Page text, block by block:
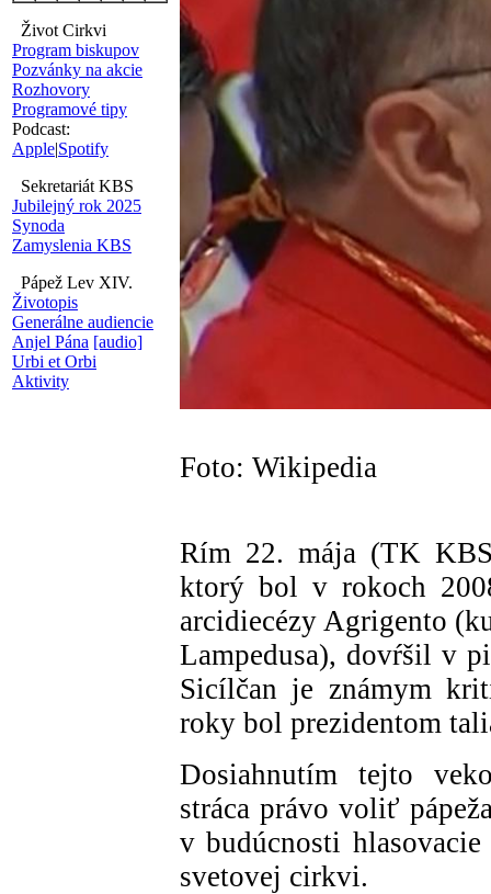
Život Cirkvi
Program biskupov
Pozvánky na akcie
Rozhovory
Programové tipy
Podcast:
Apple|Spotify
Sekretariát KBS
Jubilejný rok 2025
Synoda
Zamyslenia KBS
Pápež Lev XIV.
Životopis
Generálne audiencie
Anjel Pána [audio]
Urbi et Orbi
Aktivity
Foto: Wikipedia
Rím 22. mája (TK
ktorý bol v rokoch
arcidiecézy Agrigento
Lampedusa), dovŕšil v
Sicílčan je známym
roky bol prezidentom
Dosiahnutím tejto
stráca právo voliť
v budúcnosti
svetovej cirkvi.